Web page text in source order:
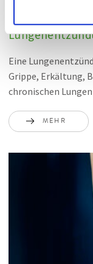
Eine
Grippe, Erkältung,
chronischen
MEHR